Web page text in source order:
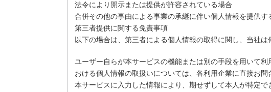
法令により開示または提供が許容されている場合
合併その他の事由による事業の承継に伴い個人情報を提供
第三者提供に関する免責事項
以下の場合は、第三者による個人情報の取得に関し、当社は
ユーザー自らが本サービスの機能または別の手段を用いて
おける個人情報の取扱いについては、各利用企業に直接お問
本サービスに入力した情報により、期せずして本人が特定で